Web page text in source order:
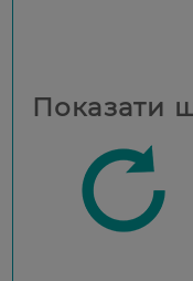
Показати